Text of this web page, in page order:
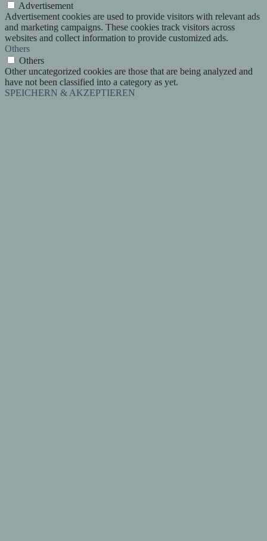
Advertisement
Advertisement cookies are used to provide visitors with relevant ads
and marketing campaigns. These cookies track visitors across
websites and collect information to provide customized ads.
Others
Others
Other uncategorized cookies are those that are being analyzed and
have not been classified into a category as yet.
SPEICHERN & AKZEPTIEREN